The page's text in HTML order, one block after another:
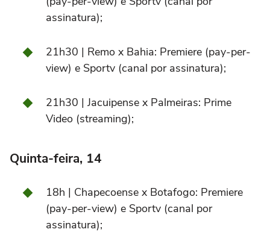
assinatura);
21h30 | Remo x Bahia: Premiere (pay-per-
view) e Sportv (canal por assinatura);
21h30 | Jacuipense x Palmeiras: Prime
Video (streaming);
Quinta-feira, 14
18h | Chapecoense x Botafogo: Premiere
(pay-per-view) e Sportv (canal por
assinatura);